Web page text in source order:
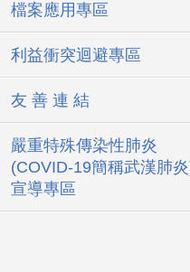
檔案應用專區
利益衝突迴避專區
友 善 連 結
嚴重特殊傳染性肺炎
(COVID-19簡稱武漢肺
宣導專區